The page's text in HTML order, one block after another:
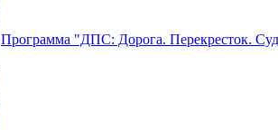
Программа "ДПС: Дорога. Перекресток.